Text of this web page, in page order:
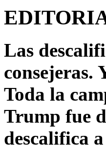
Las
consejeras.
Toda la
Trump fue
descalifica